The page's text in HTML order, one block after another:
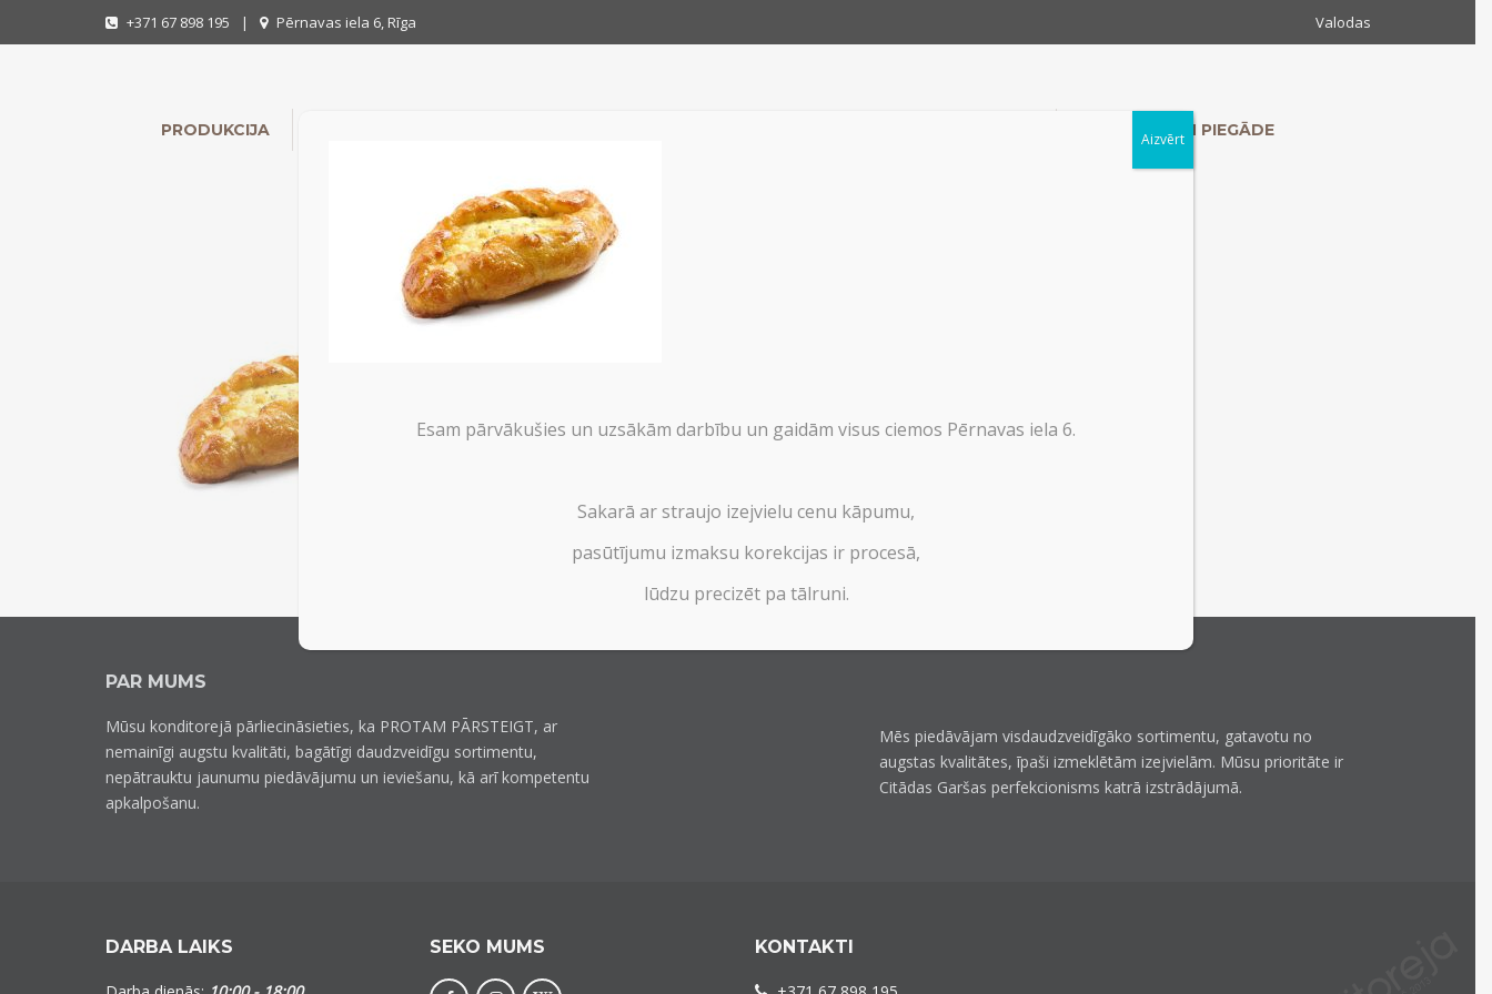
+371 67 898 195 | Pērnavas iela 6, Rīga Valodas
PRODUKCIJA KONTAKTI UN PIEGĀDE
PAR MUMS
Mūsu konditorejā pārliecināsieties, ka PROTAM PĀRSTEIGT, ar
nemainīgi augstu kvalitāti, bagātīgi daudzveidīgu sortimentu,
nepātrauktu jaunumu piedāvājumu un ieviešanu, kā arī kompetentu
apkalpošanu.
Mēs piedāvājam visdaudzveidīgāko sortimentu, gatavotu no
augstas kvalitātes, īpaši izmeklētām izejvielām. Mūsu prioritāte ir
Citādas Garšas perfekcionisms katrā izstrādājumā.
DARBA LAIKS SEKO MUMS KONTAKTI
Esam pārvākušies un uzsākām darbību un gaidām visus ciemos Pērnavas iela 6.
Sakarā ar straujo izejvielu cenu kāpumu,
pasūtījumu izmaksu korekcijas ir procesā,
lūdzu precizēt pa tālruni.
Aizvērt